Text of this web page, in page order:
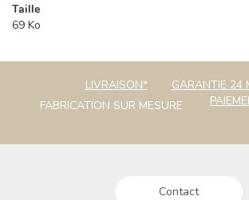
Taille
69 Ko
LIVRAISON*
GARANTIE 24
FABRICATION SUR MESURE
Contact